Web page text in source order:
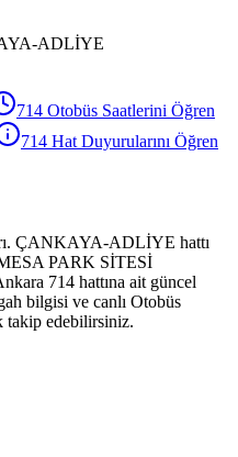
ADLİYE
714 Otobüs Saatlerini Öğren
714 Hat Duyurularını Öğren
ÇANKAYA-ADLİYE hattı
PARK SİTESİ
714 hattına ait güncel
bilgisi ve canlı Otobüs
takip edebilirsiniz.